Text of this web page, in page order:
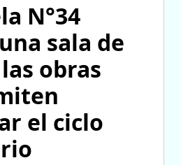
N°34
sala de
obras
el ciclo